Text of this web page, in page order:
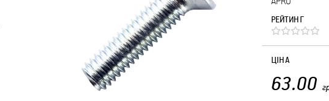
РЕЙТИНГ
ЦІНА
63.00